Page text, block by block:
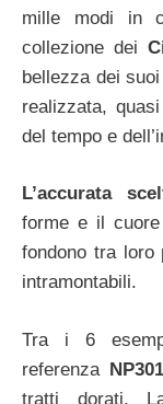
mille modi in
collezione dei
bellezza dei
realizzata,
del tempo e
L’accurata
forme e il
fondono tra loro
intramontabili.
Tra i 6
referenza
tratti dorati.